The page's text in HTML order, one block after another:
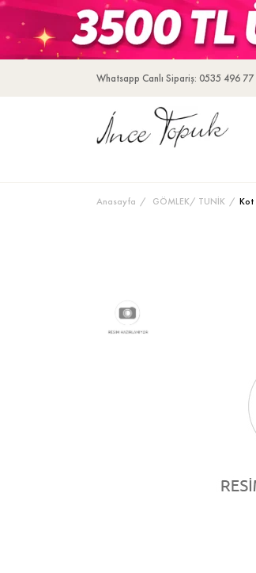
Whatsapp Canlı Sipariş: 0535 496 77
Anasayfa GÖMLEK/ TUNİK Kot